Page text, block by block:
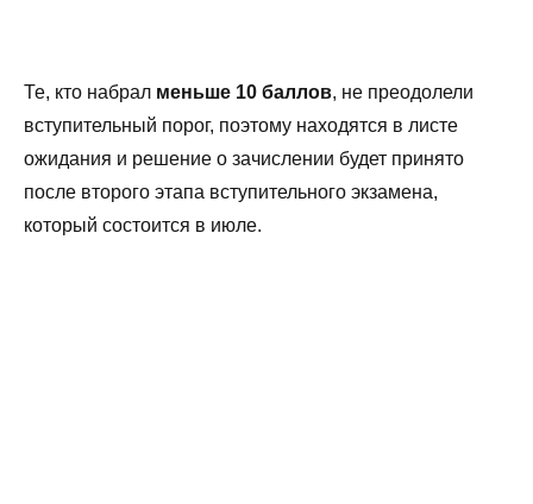
Те, кто набрал меньше 10 баллов, не преодолели
вступительный порог, поэтому находятся в листе
ожидания и решение о зачислении будет принято
после второго этапа вступительного экзамена,
который состоится в июле.